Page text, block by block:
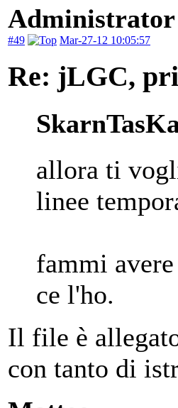
Administrator
#49 Mar-27-12 10:05:57
Re: jLGC,
allora ti
linee
fammi
ce l'ho.
Il file è
con tanto di